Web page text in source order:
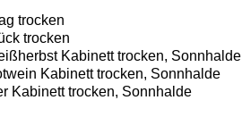
trocken
trocken
Kabinett trocken, Sonnhalde
Kabinett trocken, Sonnhalde
Kabinett trocken, Sonnhalde